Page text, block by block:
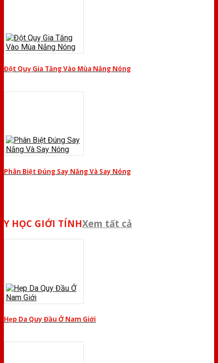
Đột Quỵ Gia Tăng Vào Mùa Nắng Nóng
Phân Biệt Đúng Say Nắng Và Say Nóng
Y HỌC GIỚI TÍNHXem tất cả
Hẹp Da Quy Đầu Ở Nam Giới